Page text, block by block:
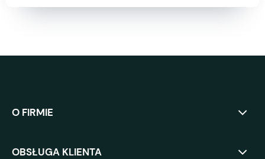
O FIRMIE
OBSŁUGA KLIENTA